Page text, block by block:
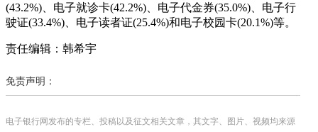
(43.2%)、电子就诊卡(42.2%)、电子代金券(35.0%)、电子行
驶证(33.4%)、电子读者证(25.4%)和电子校园卡(20.1%)等。
责任编辑：韩希宇
免责声明：
电子银行网发布的专栏、投稿以及征文相关文章，其文字、图片、视频均来源